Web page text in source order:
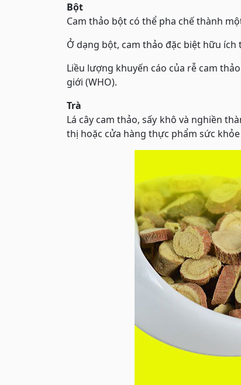
Bột
Cam thảo bột có thể pha chế thành
Ở dạng bột, cam thảo đặc biệt hữu
Liều lượng khuyến cáo của rễ cam
giới (WHO).
Trà
Lá cây cam thảo, sấy khô và nghiền
thị hoặc cửa hàng thực phẩm sức